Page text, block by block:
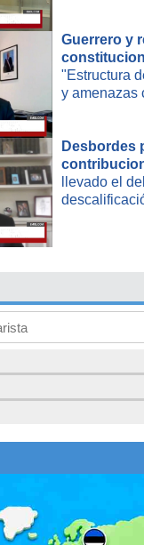
Guerrero y
"Estructura
y amenazas
Desbordes
llevado el